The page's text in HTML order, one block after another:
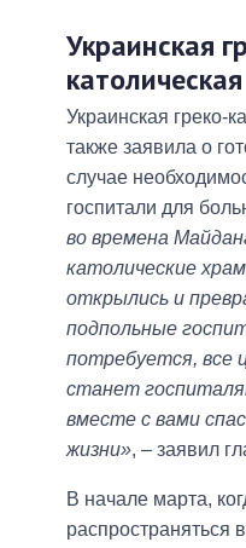
Украинская
Украинская греко-
также заявила о
случае
госпитали для
во времена
католические
открылись и
подпольные
потребуется, все
станет
вместе с вами
жизни», – заявил
В начале марта,
распространяться